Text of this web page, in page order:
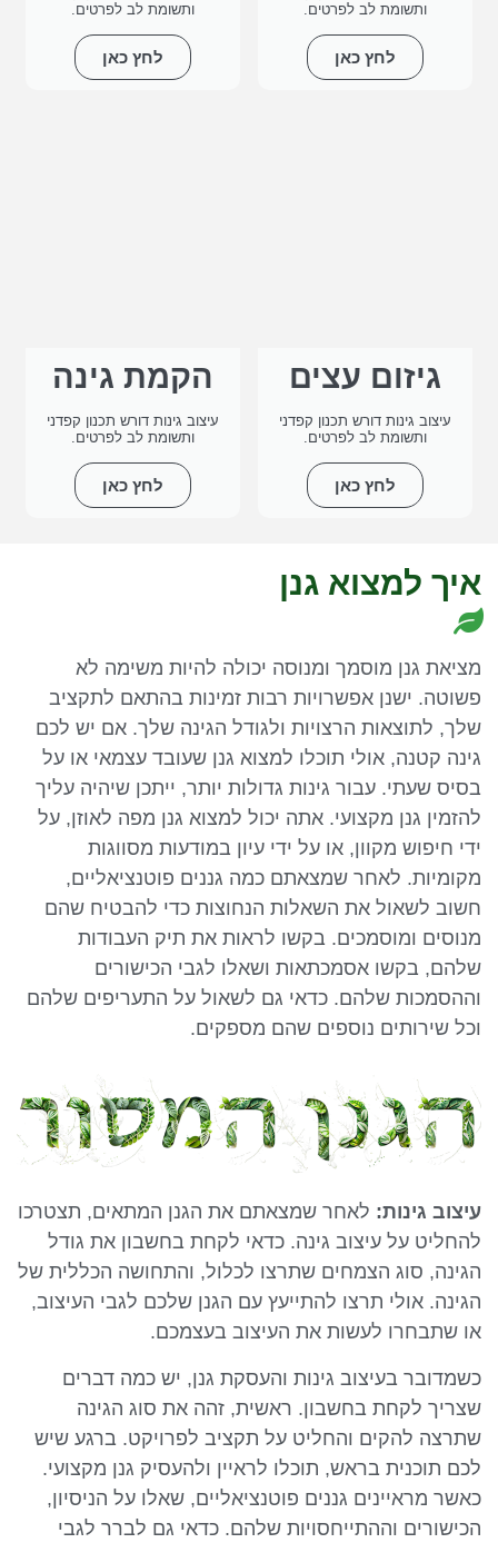
ותשומת לב לפרטים.
לחץ כאן
ותשומת לב לפרטים.
לחץ כאן
גיזום עצים
עיצוב גינות דורש תכנון קפדני
ותשומת לב לפרטים.
לחץ כאן
הקמת גינה
עיצוב גינות דורש תכנון קפדני
ותשומת לב לפרטים.
לחץ כאן
איך למצוא גנן
מציאת גנן מוסמך ומנוסה יכולה להיות משימה לא
פשוטה. ישנן אפשרויות רבות זמינות בהתאם לתקציב
שלך, לתוצאות הרצויות ולגודל הגינה שלך. אם יש לכם
גינה קטנה, אולי תוכלו למצוא גנן שעובד עצמאי או על
בסיס שעתי. עבור גינות גדולות יותר, ייתכן שיהיה עליך
להזמין גנן מקצועי. אתה יכול למצוא גנן מפה לאוזן, על
ידי חיפוש מקוון, או על ידי עיון במודעות מסווגות
מקומיות. לאחר שמצאתם כמה גננים פוטנציאליים,
חשוב לשאול את השאלות הנחוצות כדי להבטיח שהם
מנוסים ומוסמכים. בקשו לראות את תיק העבודות
שלהם, בקשו אסמכתאות ושאלו לגבי הכישורים
וההסמכות שלהם. כדאי גם לשאול על התעריפים שלהם
וכל שירותים נוספים שהם מספקים.
עיצוב גינות: לאחר שמצאתם את הגנן המתאים, תצטרכו
להחליט על עיצוב גינה. כדאי לקחת בחשבון את גודל
הגינה, סוג הצמחים שתרצו לכלול, והתחושה הכללית של
הגינה. אולי תרצו להתייעץ עם הגנן שלכם לגבי העיצוב,
או שתבחרו לעשות את העיצוב בעצמכם.
כשמדובר בעיצוב גינות והעסקת גנן, יש כמה דברים
שצריך לקחת בחשבון. ראשית, זהה את סוג הגינה
שתרצה להקים והחליט על תקציב לפרויקט. ברגע שיש
לכם תוכנית בראש, תוכלו לראיין ולהעסיק גנן מקצועי.
כאשר מראיינים גננים פוטנציאליים, שאלו על הניסיון,
הכישורים וההתייחסויות שלהם. כדאי גם לברר לגבי